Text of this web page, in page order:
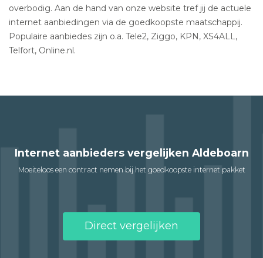
overbodig. Aan de hand van onze website tref jij de actuele
internet aanbiedingen via de goedkoopste maatschappij.
Populaire aanbiedes zijn o.a. Tele2, Ziggo, KPN, XS4ALL,
Telfort, Online.nl.
Internet aanbieders vergelijken Aldeboarn
Moeiteloos een contract nemen bij het goedkoopste internet pakket
Direct vergelijken